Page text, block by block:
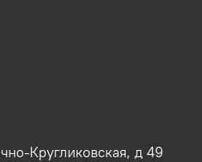
Кругликовская, д 49